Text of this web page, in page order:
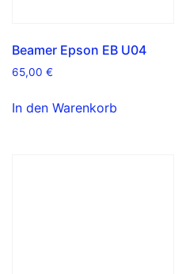
Beamer Epson EB U04
65,00 €
In den Warenkorb